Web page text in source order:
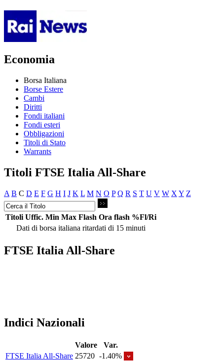
Economia
Borsa Italiana
Borse Estere
Cambi
Diritti
Fondi italiani
Fondi esteri
Obbligazioni
Titoli di Stato
Warrants
Titoli FTSE Italia All-Share
A B C D E F G H I J K L M N O P Q R S T U V W X Y Z
Titoli Uffic. Min Max Flash Ora flash %Fl/Ri
Dati di borsa italiana ritardati di 15 minuti
FTSE Italia All-Share
Indici Nazionali
Valore
Var.
FTSE Italia All-Share 25720 -1.40%